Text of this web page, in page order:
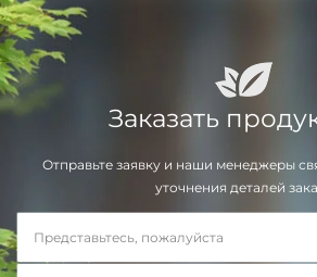
Заказать
Отправьте заявку и наши менеджеры
уточнения деталей